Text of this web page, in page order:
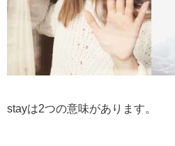
stayは2つの意味があります。